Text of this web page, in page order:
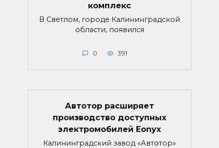
комплекс
В Светлом, городе Калининградской
области, появился
0 391
Автотор расширяет
производство доступных
электромобилей Eonyx
Калининградский завод «Автотор»